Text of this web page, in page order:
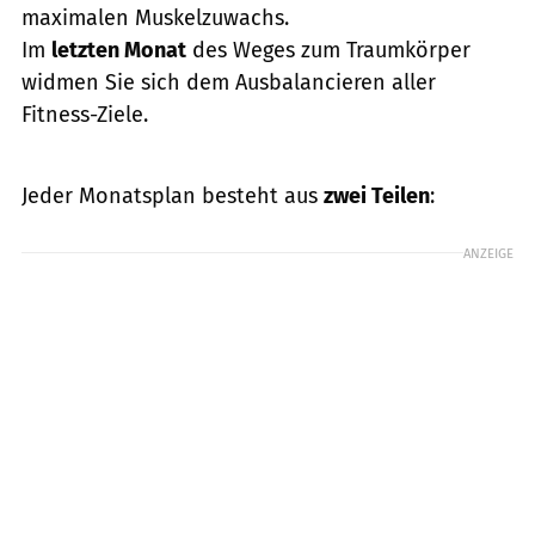
maximalen Muskelzuwachs.
Im letzten Monat des Weges zum Traumkörper
widmen Sie sich dem Ausbalancieren aller
Fitness-Ziele.
Jeder Monatsplan besteht aus zwei Teilen:
ANZEIGE